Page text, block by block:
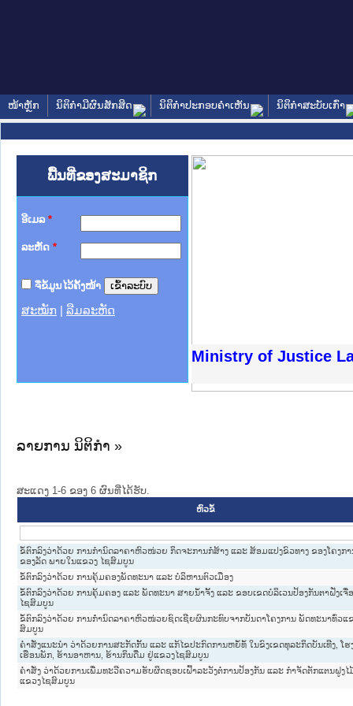
ໜ້າຫຼັກ ນິຕິກໍາມີຜົນສັກສິດ ນິຕິກໍາປະກອບຄໍາເຫັນ ນິຕິກໍາສະບັບເກົ່າ
ພື້ນທີ່ຂອງສະມາຊິກ
ອີເມລ *
ລະຫັດ *
ຈື່ຂໍ້ມູນໄວ້ຄັ້ງໜ້າ
ສະໝັກ ລືມລະຫັດ
Ministry of Justice
າຊົນ ພາກເໜືອ
ການ
ກາງ
ໃຕ້
ຕຳຫຼວດປະຊາຊົນ
ສັນຕິບານປະຊາຊົນ
ກເໜືອ
າຊົນ ພາກກາງ
ລາຍການ ນິຕິກໍາ »
ສະແດງ 1-6 ຂອງ 6 ຜົນທີ່ໄດ້ຮັບ.
ຫົວຂໍ້
ຂໍ້ຕົກລົງວ່າດ້ວຍ ການກຳນົດລາຄາຫົວໜ່ວຍ ກິດຈະການກໍ່ສ້າງ ແລະ ສ້ອມແປງຂົວທາງ ຂອງໂຄງກາ
ຂອງລັດ ພາຍໃນແຂວງ ໄຊສົມບູນ
ຂໍ້ຕົກລົງວ່າດ້ວຍ ການຄຸ້ມຄອງພັດທະນາ ແລະ ບໍລິຫານຕົວເມືອງ
ຂໍ້ຕົກລົງວ່າດ້ວຍ ການຄຸ້ມຄອງ ແລະ ພັດທະນາ ສາຍນ້ຳຈັ້ງ ແລະ ຂອບເຂດບໍລິເວນປ້ອງກັນຕາຝັ່ງເຈື່
ໄຊສົມບູນ
ຂໍ້ຕົກລົງວ່າດ້ວຍ ການກໍຳນົດລາຄາຫົວໜ່ວຍຊົດເຊີຍຜົນກະທົບຈາກບັນດາໂຄງການ ພັດທະນາທົ່ວແ
ສົມບູນ
ຄຳສັ່ງແນະນຳ ວ່າດ້ວຍການສະກັດກັ້ນ ແລະ ແກ້ໄຂປະກົດການຫຍໍ້ທໍ້ ໃນຂົງເຂດທຸລະກິດບັນເທີງ, ໂຮ
ເຮືອນພັກ, ຮ້ານອາຫານ, ຮ້ານກິນດື່ມ ຢູ່ແຂວງໄຊສົມບູນ
ຄຳສັ່ງ ວ່າດ້ວຍການເພີ່ມທະວີຄວາມຮັບຜິດຊອບເຝົ້າລະວັງຕໍ່ການປ້ອງກັນ ແລະ ກຳຈັດຕັກແຕນຝູງໄ
ແຂວງໄຊສົມບູນ